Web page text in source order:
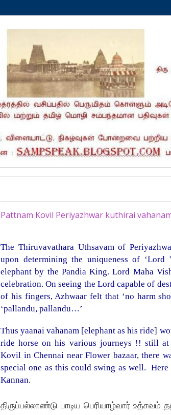
Pattnam Kovil Periyazhwar kuthirai
The Thiruvavathara Uthsavam of
upon determining the uniqueness of
elephant by the Pandia King. Lord Maha
celebration. On seeing the Lord capable of
of his fingers, Azhwaar felt that ‘no harm
‘pallandu, pallandu…’
Thus yaanai vahanam [elephant as his ride]
ride horse on his various journeys !! still at
Kovil in Chennai near Flower bazaar, there
special one as this could swing as well.
Kannan.
திருப்பல்லாண்டு பாடிய பெரியாழ்வார்